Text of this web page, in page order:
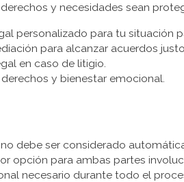
y necesidades sean
personalizado para tu situación
para alcanzar acuerdos
en caso de litigio.
y bienestar emocional.
debe ser considerado
opción para ambas partes
necesario durante todo el